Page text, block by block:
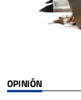
OPINIÓN